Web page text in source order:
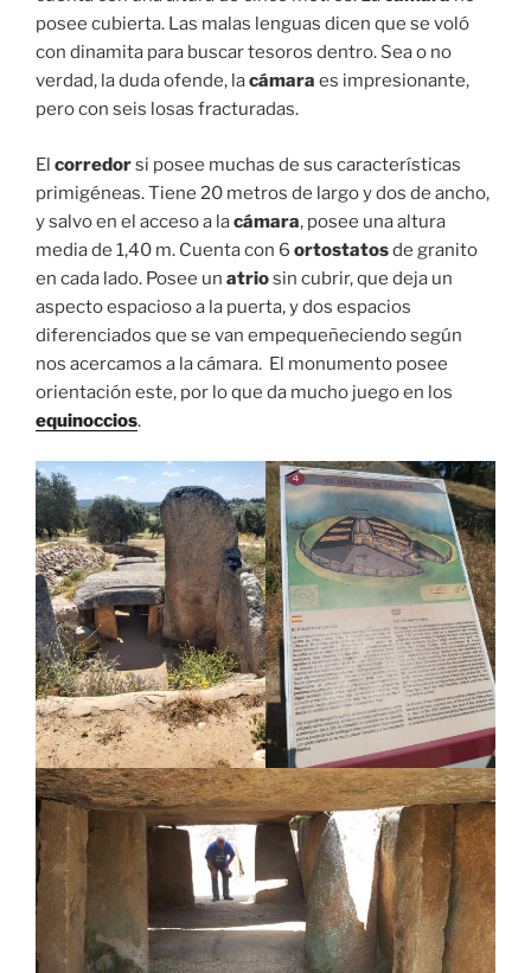
posee cubierta. Las malas lenguas dicen que se voló
con dinamita para buscar tesoros dentro. Sea o no
verdad, la duda ofende, lacámara es impresionante,
pero con seis losas fracturadas.
El corredorsi posee muchas de sus características
primigéneas. Tiene 20 metros de largo y dos de ancho,
y salvo en el acceso a lacámara, posee una altura
media de 1,40 m. Cuenta con 6 ortostatosde granito
en cada lado. Posee un atriosin cubrir, que deja un
aspecto espacioso a la puerta, y dos espacios
diferenciados que se van empequeñeciendo según
nos acercamos a la cámara. El monumento posee
orientación este, por lo que da mucho juego en los
equinoccios.